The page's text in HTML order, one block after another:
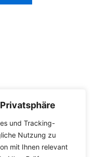
und Tracking-
Nutzung zu
mit Ihnen relevant
der
Produktseite
gewählt
werden